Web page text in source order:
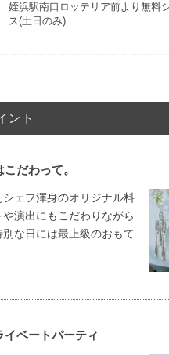
姪浜駅南口ロッテリア前より無料
ス(土日のみ)
ント
だわって。
ェフ渾身のオリジナル料
演出にもこだわりながら
な日には最上級のおもて
ベートパーティ